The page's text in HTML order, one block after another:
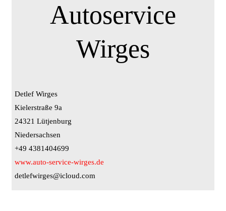
Autoservice
Wirges
Detlef Wirges
Kielerstraße 9a
24321 Lütjenburg
Niedersachsen
+49 4381404699
www.auto-service-wirges.de
detlefwirges@icloud.com